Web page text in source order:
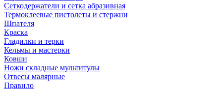
Сеткодержатели и сетка абразивная
Термоклеевые пистолеты и стержни
Шпателя
Краска
Гладилки и терки
Кельмы и мастерки
Ковши
Ножи складные мультитулы
Отвесы малярные
Правило